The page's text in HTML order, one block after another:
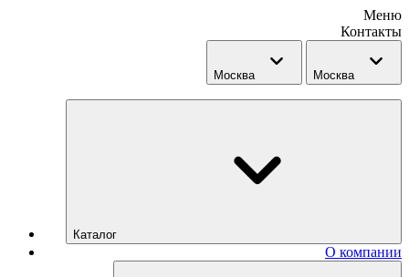
Меню
Контакты
Москва Москва
Каталог
О компании